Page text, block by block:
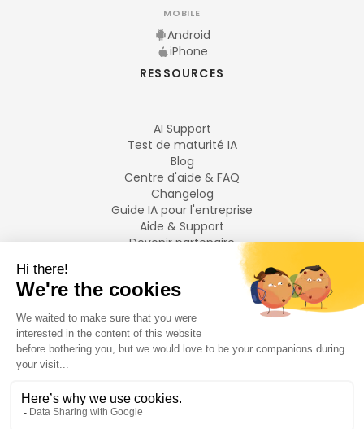
MOBILE
Android
iPhone
RESSOURCES
AI Support
Test de maturité IA
Blog
Centre d'aide & FAQ
Changelog
Guide IA pour l'entreprise
Aide & Support
Devenir partenaire
LANGUES
Français
English